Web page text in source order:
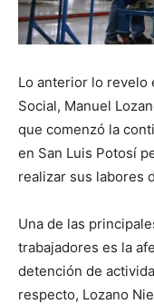
Lo anterior lo revelo
Social, Manuel
que comenzó la
en San Luis Potosí
realizar sus labores
Una de las
trabajadores es la
detención de
respecto, Lozano